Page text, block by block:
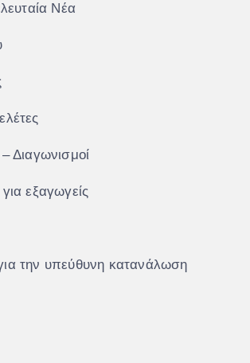
Νέα
Διαγωνισμοί
εξαγωγείς
την υπεύθυνη κατανάλωση